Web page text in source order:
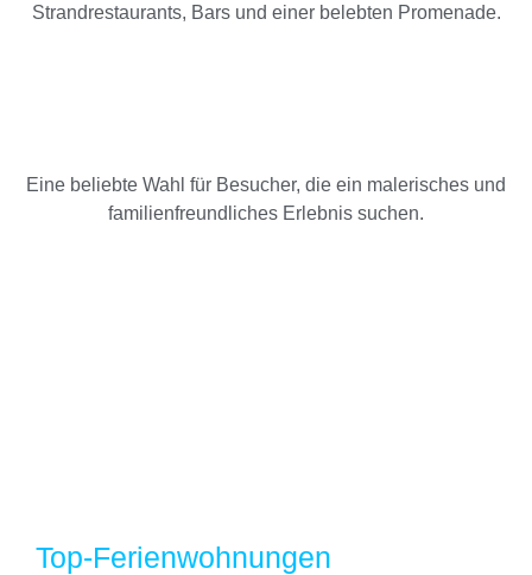
Strandrestaurants, Bars und einer belebten Promenade.
Eine beliebte Wahl für Besucher, die ein malerisches und
familienfreundliches Erlebnis suchen.
Top-Ferienwohnungen